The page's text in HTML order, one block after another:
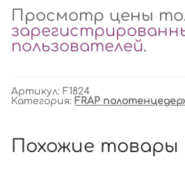
Просмотр цены
пользователей.
Артикул: F1824
Категория: FRAP
Похожие товары